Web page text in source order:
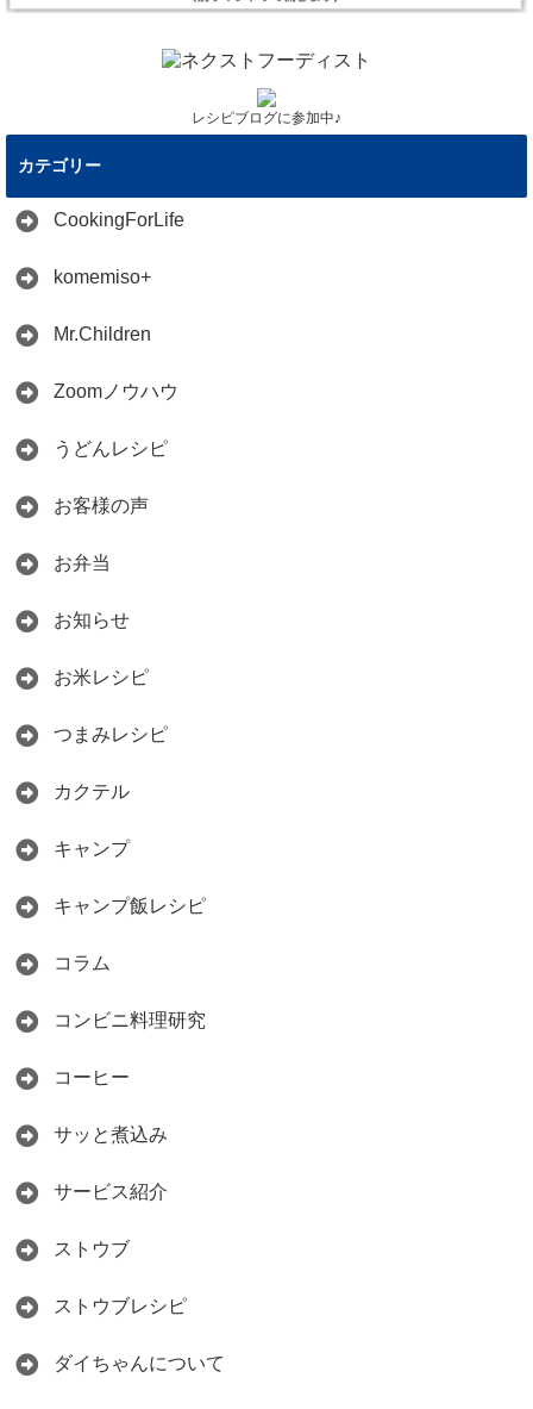
レシピブログに参加中♪
カテゴリー
CookingForLife
komemiso+
Mr.Children
Zoomノウハウ
うどんレシピ
お客様の声
お弁当
お知らせ
お米レシピ
つまみレシピ
カクテル
キャンプ
キャンプ飯レシピ
コラム
コンビニ料理研究
コーヒー
サッと煮込み
サービス紹介
ストウブ
ストウブレシピ
ダイちゃんについて